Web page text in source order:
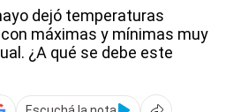
dejó temperaturas
máximas y mínimas muy
¿A qué se debe este